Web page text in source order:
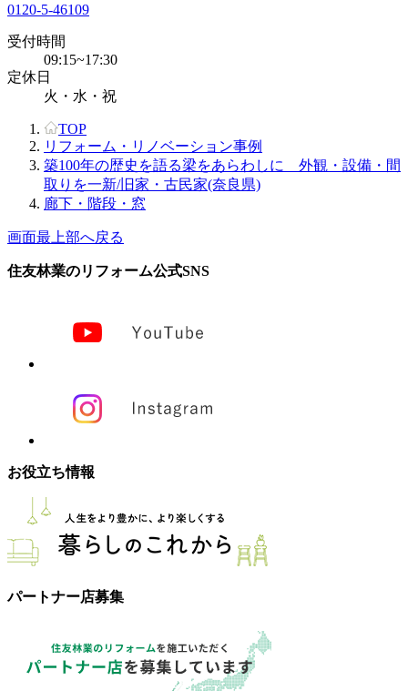
0120-5-46109
受付時間
09:15~17:30
定休日
火・水・祝
TOP
リフォーム・リノベーション事例
築100年の歴史を語る梁をあらわしに 外観・設備・間
取りを一新/旧家・古民家(奈良県)
廊下・階段・窓
画面最上部へ戻る
住友林業のリフォーム公式SNS
お役立ち情報
パートナー店募集